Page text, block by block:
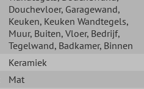
Douchevloer, Garagewand,
Keuken, Keuken Wandtegels,
Muur, Buiten, Vloer, Bedrijf,
Tegelwand, Badkamer, Binnen
Keramiek
Mat